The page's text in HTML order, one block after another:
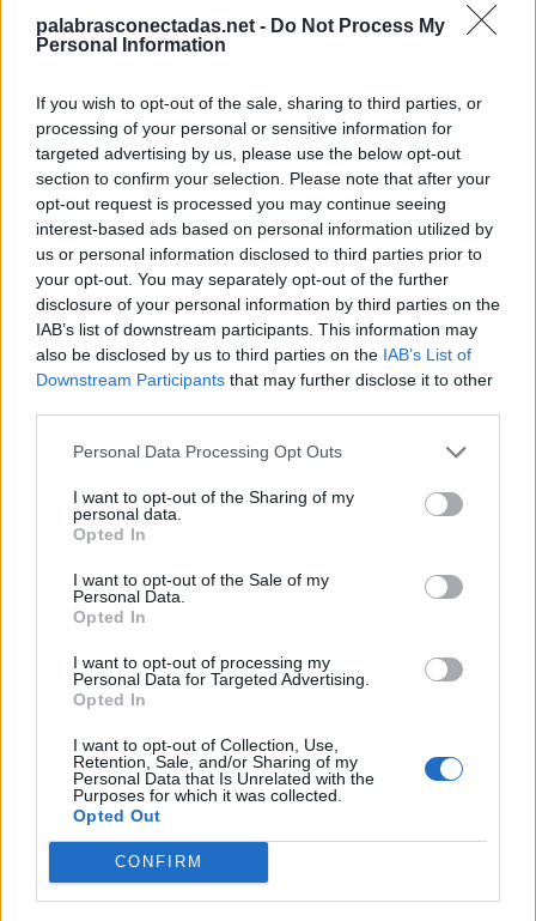
palabrasconectadas.net - Do Not Process My
Personal Information
If you wish to opt-out of the sale, sharing to third parties, or
processing of your personal or sensitive information for
targeted advertising by us, please use the below opt-out
section to confirm your selection. Please note that after your
opt-out request is processed you may continue seeing
interest-based ads based on personal information utilized by
us or personal information disclosed to third parties prior to
your opt-out. You may separately opt-out of the further
disclosure of your personal information by third parties on the
IAB’s list of downstream participants. This information may
also be disclosed by us to third parties on the IAB’s List of
Downstream Participants that may further disclose it to other
Personal Data Processing Opt Outs
I want to opt-out of the Sharing of my
personal data.
Opted In
I want to opt-out of the Sale of my
Personal Data.
Opted In
I want to opt-out of processing my
Personal Data for Targeted Advertising.
Opted In
I want to opt-out of Collection, Use,
Retention, Sale, and/or Sharing of my
Personal Data that Is Unrelated with the
Purposes for which it was collected.
Opted Out
CONFIRM
A
R
A
M
U D
A
R
U D
A
D
A M
A
R
A M
A
M
U D A
R
D
U M
A
A
U R
A
A
R D
A
A
R M
A
M A
R
U
U D
U R
D R
A
BUSCAR MÁS
RESPUESTAS
Por favor seleccione los niveles: